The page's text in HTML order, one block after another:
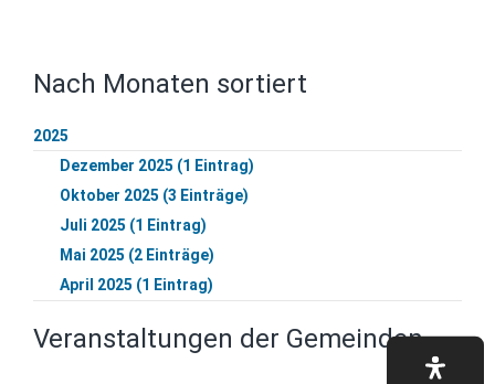
Nach Monaten sortiert
2025
Dezember 2025 (1 Eintrag)
Oktober 2025 (3 Einträge)
Juli 2025 (1 Eintrag)
Mai 2025 (2 Einträge)
April 2025 (1 Eintrag)
Veranstaltungen der Gemeinden